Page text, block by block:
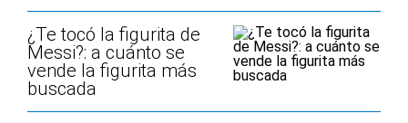
¿Te tocó la figurita de
Messi?: a cuánto se
vende la figurita más
buscada